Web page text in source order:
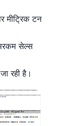
मीट्रिक टन
सेल्स
रही है।